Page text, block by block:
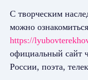
С творческим
можно
https://
официальный сайт
России, поэта,